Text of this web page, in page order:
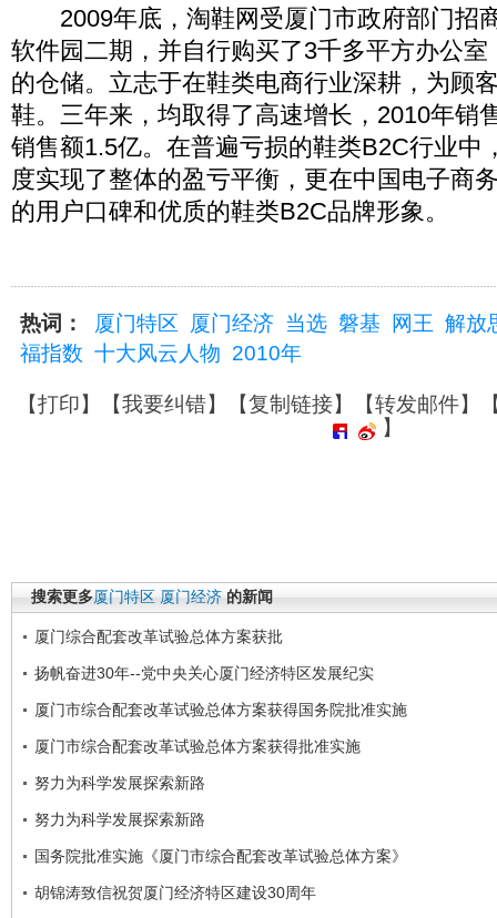
2009年底，淘鞋网受厦门市政府部门招
软件园二期，并自行购买了3千多平方办公
的仓储。立志于在鞋类电商行业深耕，为顾
鞋。三年来，均取得了高速增长，2010年销
销售额1.5亿。在普遍亏损的鞋类B2C行业中
度实现了整体的盈亏平衡，更在中国电子商
的用户口碑和优质的鞋类B2C品牌形象。
热词： 厦门特区 厦门经济 当选 磐基 网王 解放
福指数 十大风云人物 2010年
【打印】【我要纠错】【复制链接】【转发邮件】
】
搜索更多厦门特区 厦门经济 的新闻
厦门综合配套改革试验总体方案获批
扬帆奋进30年--党中央关心厦门经济特区发展纪实
厦门市综合配套改革试验总体方案获得国务院批准实施
厦门市综合配套改革试验总体方案获得批准实施
努力为科学发展探索新路
努力为科学发展探索新路
国务院批准实施《厦门市综合配套改革试验总体方案》
胡锦涛致信祝贺厦门经济特区建设30周年